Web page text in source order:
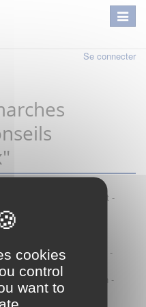
cookies
control
want to
Se connecter
d'un lieu d'exercice distinct -
assister par un médecin -
de cabinet par un médecin -